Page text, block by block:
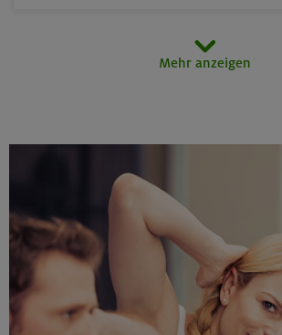
25.08./01./08.09.26
Aufbaukurs Klettern indoor (3 Termine)
Gilching
Mehr anzeigen